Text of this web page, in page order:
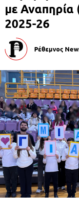
με Αναπηρία
2025-26
Ρέθεμνος